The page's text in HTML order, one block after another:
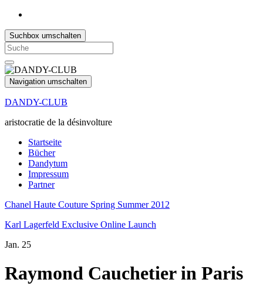
Suchbox umschalten
Search
for:
Navigation umschalten
DANDY-CLUB
aristocratie de la désinvolture
Startseite
Bücher
Dandytum
Impressum
Partner
Chanel Haute Couture Spring Summer 2012
Karl Lagerfeld Exclusive Online Launch
Jan. 25
Raymond Cauchetier in Paris